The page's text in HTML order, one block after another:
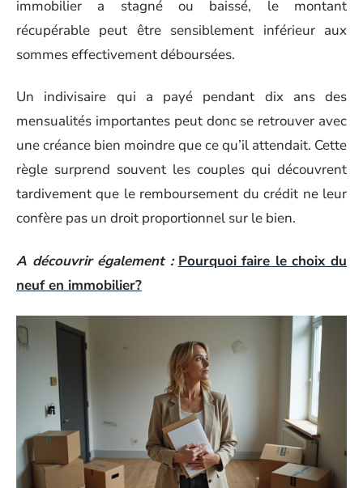
immobilier a stagné ou baissé, le montant
récupérable peut être sensiblement inférieur aux
sommes effectivement déboursées.
Un indivisaire qui a payé pendant dix ans des
mensualités importantes peut donc se retrouver avec
une créance bien moindre que ce qu’il attendait. Cette
règle surprend souvent les couples qui découvrent
tardivement que le remboursement du crédit ne leur
confère pas un droit proportionnel sur le bien.
A découvrir également : Pourquoi faire le choix du
neuf en immobilier?